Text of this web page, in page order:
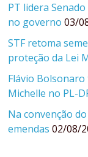
PT lidera
no governo 03/
STF retoma
proteção da Lei
Flávio
Michelle no PL-
Na convenção
emendas 02/08/